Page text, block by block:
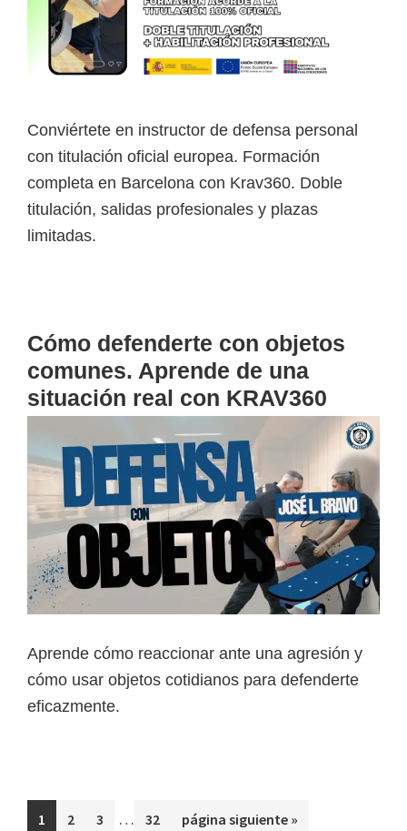
Conviértete en instructor de defensa personal
con titulación oficial europea. Formación
completa en Barcelona con Krav360. Doble
titulación, salidas profesionales y plazas
limitadas.
Cómo defenderte con objetos
comunes. Aprende de una
situación real con KRAV360
Aprende cómo reaccionar ante una agresión y
cómo usar objetos cotidianos para defenderte
eficazmente.
Página
1 Página
2 Página
3
Páginas
… Página
32
Ir
página siguiente »